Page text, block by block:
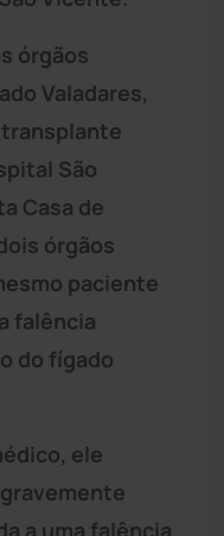
órgãos
Valadares,
transplante
São
Casa de
órgãos
paciente
falência
do fígado
ele
a uma falência